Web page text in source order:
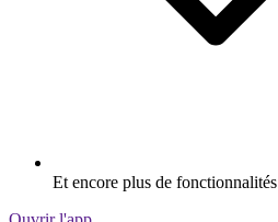
Et encore plus de fonctionnalités